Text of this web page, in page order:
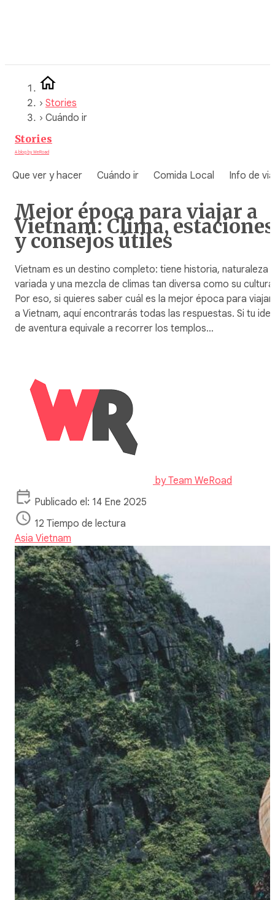
› Stories
› Cuándo ir
Stories
A blog by WeRoad
Que ver y hacer Cuándo ir Comida Local Info de
Mejor época para viajar a
Vietnam: Clima, estaciones
y consejos útiles
Vietnam es un destino completo: tiene historia, naturaleza
variada y una mezcla de climas tan diversa como su
Por eso, si quieres saber cuál es la mejor época para viajar
a Vietnam, aquí encontrarás todas las respuestas. Si tu
de aventura equivale a recorrer los templos…
byTeam WeRoad
Publicado el: 14 Ene 2025
12 Tiempo de lectura
Asia Vietnam